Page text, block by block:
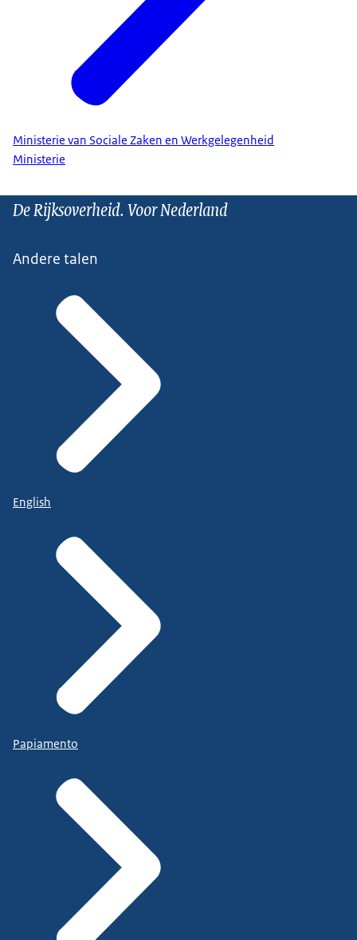
Ministerie van Sociale Zaken en Werkgelegenheid
Ministerie
De Rijksoverheid. Voor Nederland
Andere talen
English
Papiamento